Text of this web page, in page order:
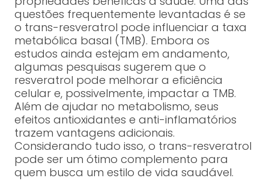
questões frequentemente levantadas é se
o trans-resveratrol pode influenciar a taxa
metabólica basal (TMB). Embora os
estudos ainda estejam em andamento,
algumas pesquisas sugerem que o
resveratrol pode melhorar a eficiência
celular e, possivelmente, impactar a TMB.
Além de ajudar no metabolismo, seus
efeitos antioxidantes e anti-inflamatórios
trazem vantagens adicionais.
Considerando tudo isso, o trans-resveratrol
pode ser um ótimo complemento para
quem busca um estilo de vida saudável.